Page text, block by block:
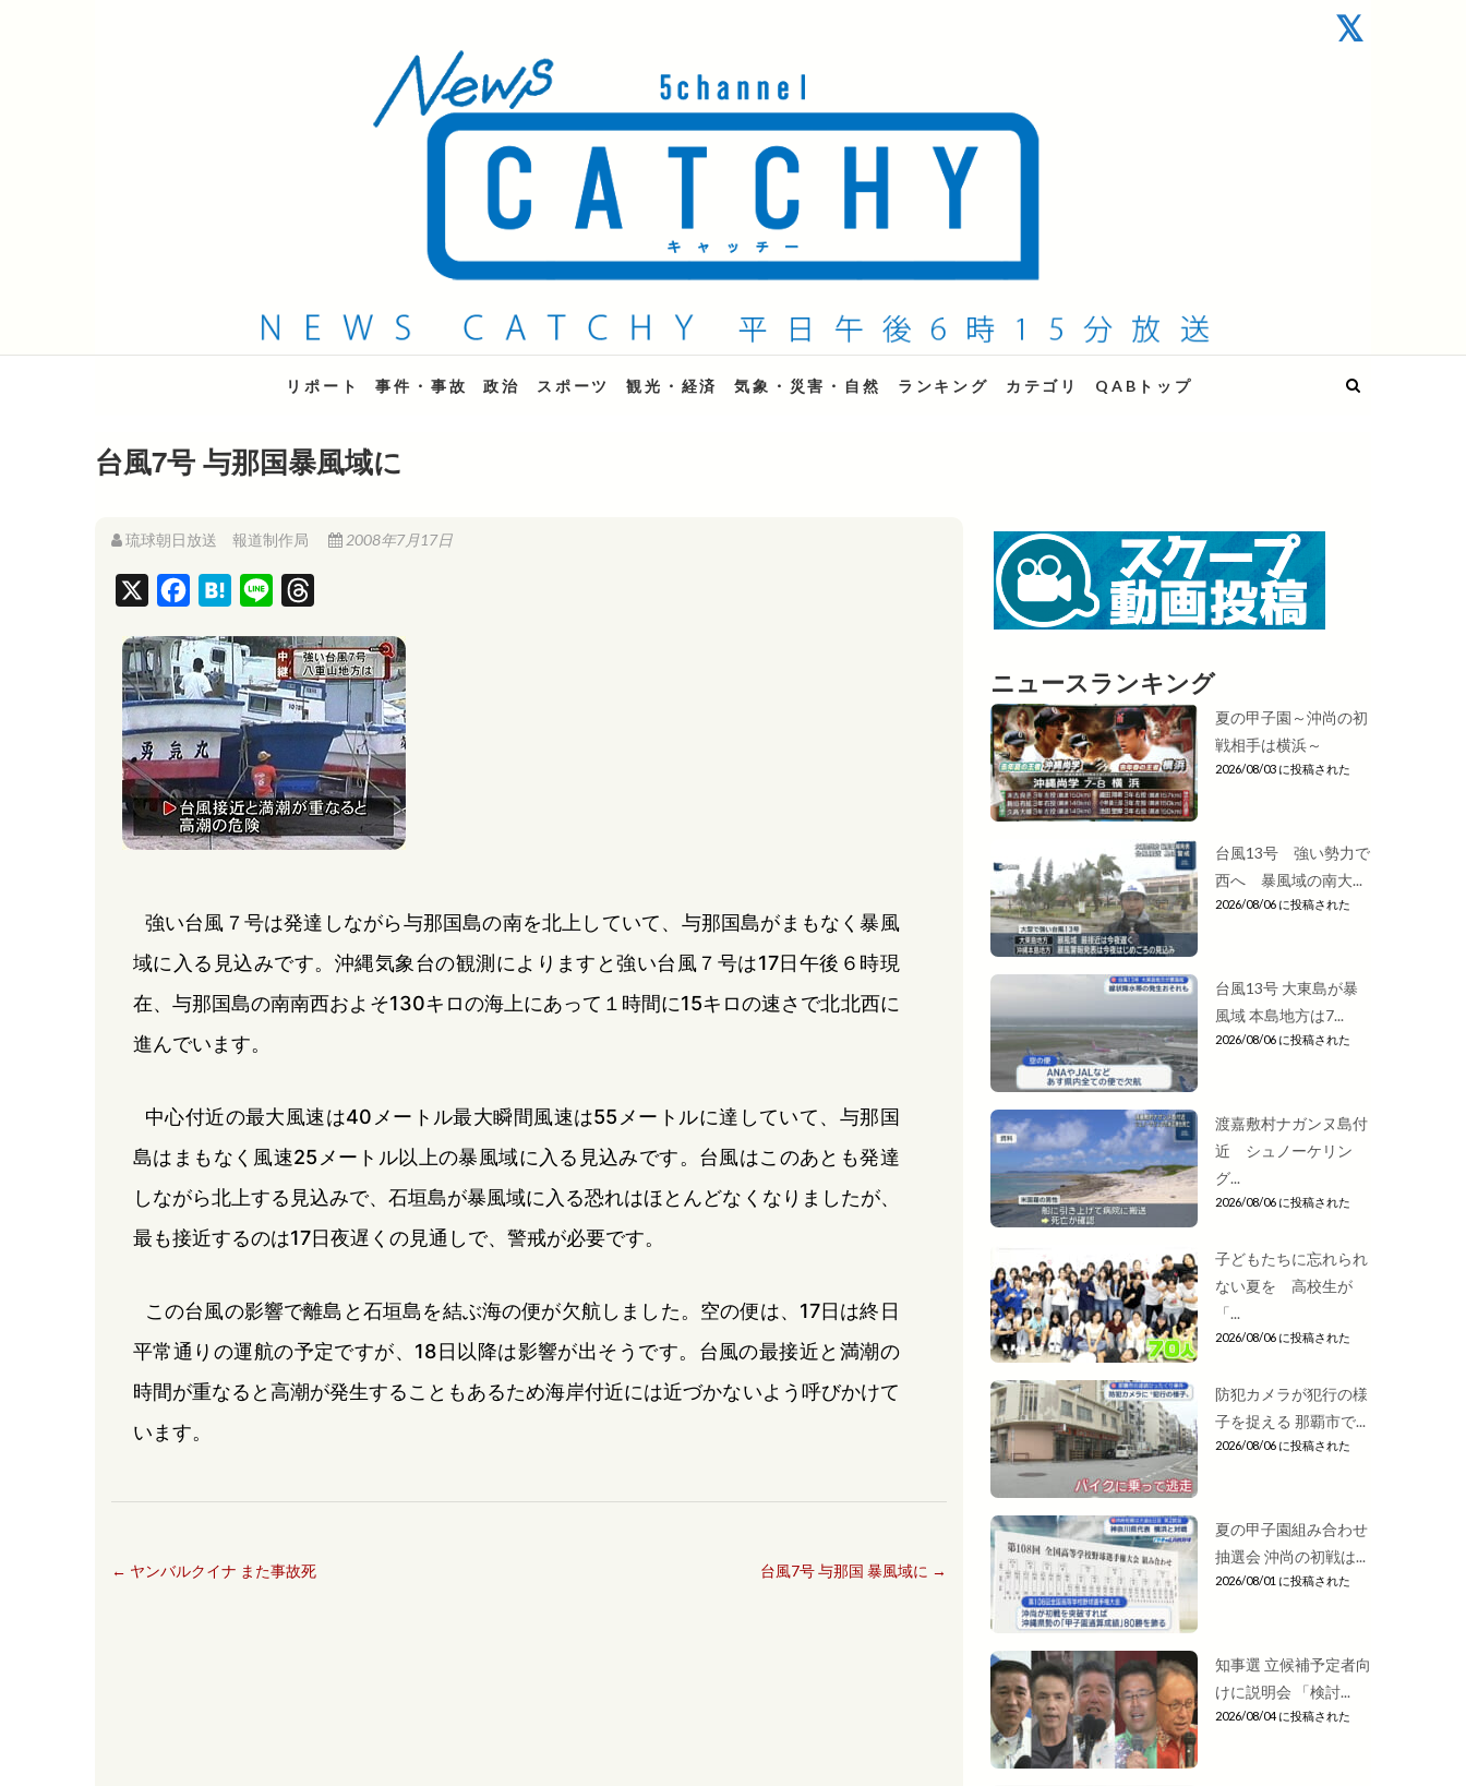
QAB NEWS Headline
キャッチー 月曜〜金曜 午後6時15分放送
リポート 事件・事故 政治 スポーツ 観光・経済 気象・災害・自然 ランキング カテゴリ QABトップ
台風7号 与那国暴風域に
琉球朝日放送 報道制作局 2008年7月17日
c
e
b
o
o
k
H
t
e
a
n
e
r
e
a
s
強い台風７号は発達しながら与那国島の南を北上していて、与那国島がまもなく暴風
域に入る見込みです。沖縄気象台の観測によりますと強い台風７号は17日午後６時現
在、与那国島の南南西およそ130キロの海上にあって１時間に15キロの速さで北北西に
進んでいます。
中心付近の最大風速は40メートル最大瞬間風速は55メートルに達していて、与那国
島はまもなく風速25メートル以上の暴風域に入る見込みです。台風はこのあとも発達
しながら北上する見込みで、石垣島が暴風域に入る恐れはほとんどなくなりましたが、
最も接近するのは17日夜遅くの見通しで、警戒が必要です。
この台風の影響で離島と石垣島を結ぶ海の便が欠航しました。空の便は、17日は終日
平常通りの運航の予定ですが、18日以降は影響が出そうです。台風の最接近と満潮の
時間が重なると高潮が発生することもあるため海岸付近には近づかないよう呼びかけて
います。
← ヤンバルクイナ また事故死 台風7号 与那国 暴風域に →
ニュースランキング
夏の甲子園～沖尚の初
戦相手は横浜～
2026/08/03 に投稿された
台風13号 強い勢力で
西へ 暴風域の南大...
2026/08/06 に投稿された
台風13号 大東島が暴
風域 本島地方は7...
2026/08/06 に投稿された
渡嘉敷村ナガンヌ島付
近 シュノーケリン
グ...
2026/08/06 に投稿された
子どもたちに忘れられ
ない夏を 高校生が
「...
2026/08/06 に投稿された
防犯カメラが犯行の様
子を捉える 那覇市で...
2026/08/06 に投稿された
夏の甲子園組み合わせ
抽選会 沖尚の初戦は...
2026/08/01 に投稿された
知事選 立候補予定者向
けに説明会 「検討...
2026/08/04 に投稿された